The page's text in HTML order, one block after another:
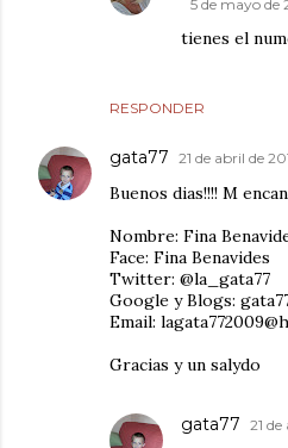
RESPONDER
5 de mayo de
tienes el
gata77 21 de abril de
Buenos dias!!!! M
Nombre: Fina
Face: Fina Benavides
Twitter: @la_gata77
Google y Blogs:
Email:
Gracias y un salydo
gata77 21